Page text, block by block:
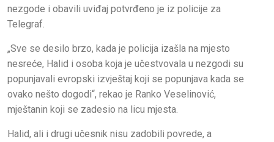
nezgode i obavili uviđaj potvrđeno je iz policije za
Telegraf.
„Sve se desilo brzo, kada je policija izašla na mjesto
nesreće, Halid i osoba koja je učestvovala u nezgodi su
popunjavali evropski izvještaj koji se popunjava kada se
ovako nešto dogodi“, rekao je Ranko Veselinović,
mještanin koji se zadesio na licu mjesta.
Halid, ali i drugi učesnik nisu zadobili povrede, a